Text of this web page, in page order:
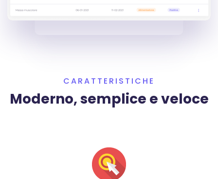
CARATTERISTICHE
Moderno, semplice e veloce